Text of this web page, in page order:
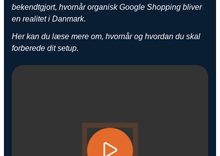
Programmatic SEO
Pinterest annoncering
TikTok annoncering
Whitepapers
Karriere
bekendtgjort, hvornår organisk Google Shopping bliver
en realitet i Danmark.
Her kan du læse mere om, hvornår og hvordan du skal
forberede dit setup.